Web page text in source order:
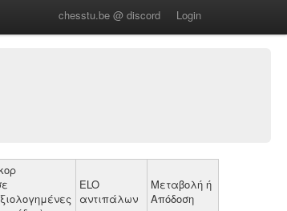
chesstu.be @ discord Login
ELO
αντιπάλων
Μεταβολή ή
Απόδοση